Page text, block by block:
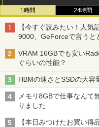
1時間 24時間
【今すぐ読みたい！人
9000、GeForceで言うと
VRAM 16GBでも安い
ぐらいの性能？
HBMの速さとSSDの大容
メモリ8GBで仕事なん
りました
【本日みつけたお買い